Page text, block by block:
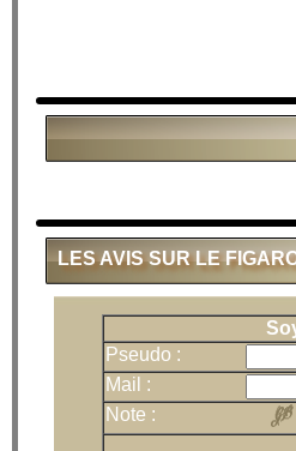
LES AVIS SUR LE
Pseudo :
Mail :
Note :